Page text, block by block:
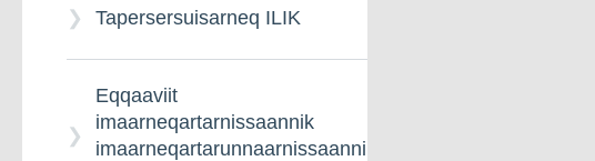
Tapersersuisarneq ILIK
Eqqaaviit
imaarneqartarnissaannik
imaarneqartarunnaarnissaannillu